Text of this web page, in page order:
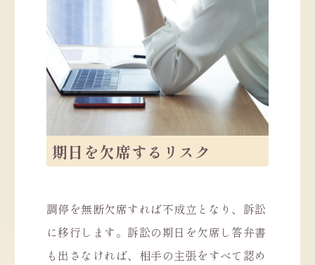
期日を欠席するリスク
調停を無断欠席すれば不成立となり、訴訟
に移行します。訴訟の期日を欠席し答弁書
も出さなければ、相手の主張をすべて認め